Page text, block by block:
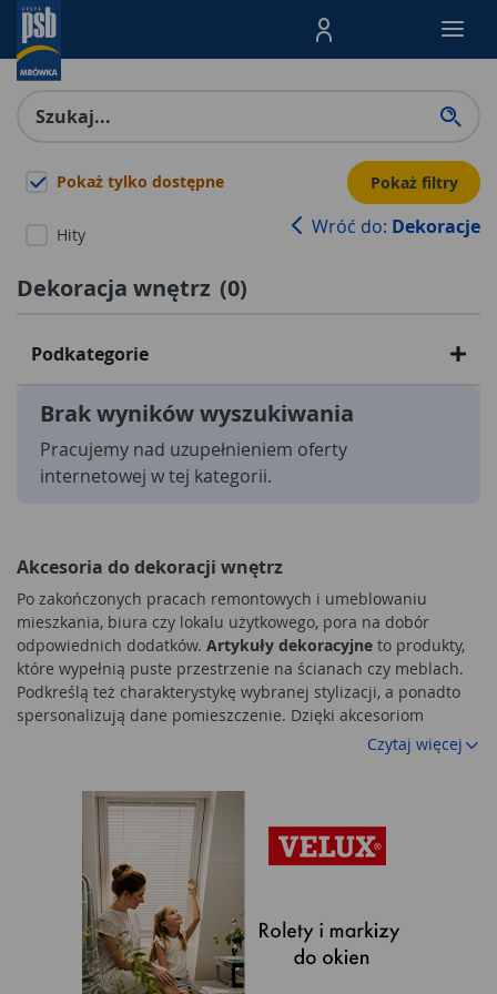
Menu Produktów,
Pokaż tylko dostępne
Hity
Pokaż filtry
Wróć do: Dekoracje
Dekoracja wnętrz (0)
Podkategorie
Brak wyników wyszukiwania
Pracujemy nad uzupełnieniem oferty
internetowej w tej kategorii.
Akcesoria do dekoracji wnętrz
Po zakończonych pracach remontowych i umeblowaniu
mieszkania, biura czy lokalu użytkowego, pora na dobór
odpowiednich dodatków. Artykuły dekoracyjne to produkty,
które wypełnią puste przestrzenie na ścianach czy meblach.
Podkreślą też charakterystykę wybranej stylizacji, a ponadto
spersonalizują dane pomieszczenie. Dzięki akcesoriom
ozdobnym wnętrze będzie przyjazne w odbiorze i zachęci do
spędzania w nim wolnego czasu. W marketach Mrówka można
charakterystyce. Poszczególne produkty mogą znaleźć
zastosowanie w każdym pomieszczeniu w mieszkaniu.
Różnorodne kolory, rozmiary i zastosowanie pozwolą stworzyć
wymarzoną aranżację wnętrza mieszkania.
Ciekawe dekoracje do salonu
Salon to najbardziej reprezentacyjna część mieszkania. To
tutaj przyjmowani są goście, a domownicy spędzają wolny
Czytaj więcej